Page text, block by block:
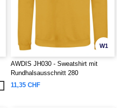
W1
AWDIS JH030 - Sweatshirt mit
Rundhalsausschnitt 280
11,35 CHF